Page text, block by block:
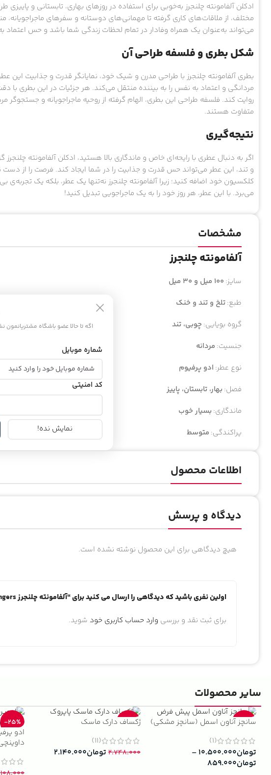
ادکلن آلفامونته چلنجرز به‌خوبی برای استفاده در روزهای بهاری، تابستانی و
مختلف، از ملاقات‌های کاری گرفته تا مهمانی‌های دوستانه و سفرهای
می‌تواند به‌عنوان یک همراه وفادار در تمام لحظات زندگی شما باشد و حس اعتماد
شکل بطری و فلسفه طراحی آن
بطری آلفامونته چلنجرز با طراحی مدرن و شیک خود، نمایانگر قدرت و جذابیت
مردانگی و اعتماد به نفس را به بیننده منتقل می‌کند. هر جزئیات در این بطری با
روایت کند. فلسفه طراحی این بطری، الهام گرفته از روحیه ماجراجویانه و
متفاوت هستند.
نتیجه‌گیری
اگر به دنبال عطری با رایحه‌ای خاص و ماندگاری بالا هستید، ادکلن آلفامونته
و تند، این عطر می‌تواند حس قدرت و جذابیت را در شما ایجاد کند. فرصت را از دست
کلکسیون خود اضافه کنید؛ زیرا آلفامونته چلنجرز نه‌تنها یک عطر، بلکه یک
می‌برد. با این عطر، هر روز خود را به یک ماجراجویی تبدیل کنید!
مشخصات
آلفامونته چلنجرز
سایز: ۱۰۰ میل و ۳۰ میل
طبع:تلخ و تند و خنک
گروه بویایی: چوبی، تند
جنسیت: مردانه
نوع عطر: ادو پرفیوم
فصل: بهار، تابستان، پاییز
ماندگاری: بسیار خوب
پراکندگی: متوسط
اطلاعات محصول
دیدگاه و پرسش
هیچ دیدگاهی برای این محصول نوشته نشده است.
اولین نفری باشید که دیدگاهی را ارسال می کنید برای “آلفامونته چلنجرز Challengers”
برای ثبت نقد و بررسی وارد حساب کاربری خود شوید.
سایر محصولات
-13%
سانچز آناون اسمل (سانچز مشکی)
(1)
تومان۱۰.۵۰۰.۰۰۰ –
تومان۸۵۹.۰۰۰
-22%
ژکساف دارک ماسک
(11)
۲.۷۴۸.۰۰۰ تومان۲.۱۴۰.۰۰۰
-25%
ادو
داوینچی 75 میلی
اگه تا حالا عضو باشگاه مشتریانمون
شماره موبایل
کد امنیتی
نمایش نده!